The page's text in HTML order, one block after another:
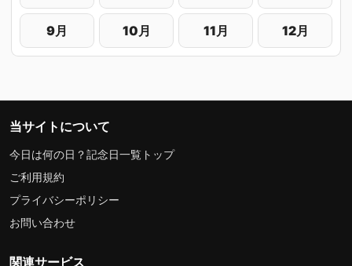
9月 10月 11月 12月
当サイトについて
今日は何の日？記念日一覧トップ
ご利用規約
プライバシーポリシー
お問い合わせ
関連サービス